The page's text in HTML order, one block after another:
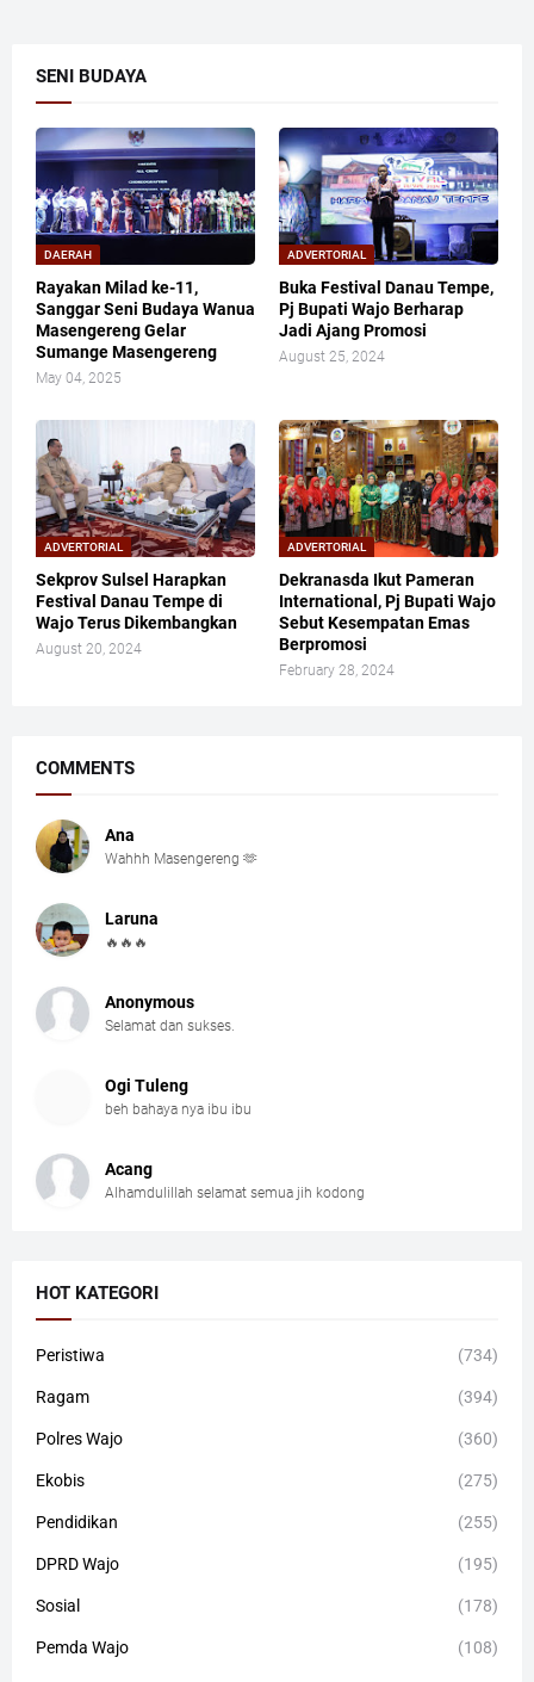
SENI BUDAYA
DAERAH
Rayakan Milad ke-11,
Sanggar Seni Budaya Wanua
Masengereng Gelar
Sumange Masengereng
May 04, 2025
ADVERTORIAL
Buka Festival Danau Tempe,
Pj Bupati Wajo Berharap
Jadi Ajang Promosi
August 25, 2024
ADVERTORIAL
Sekprov Sulsel Harapkan
Festival Danau Tempe di
Wajo Terus Dikembangkan
August 20, 2024
ADVERTORIAL
Dekranasda Ikut Pameran
International, Pj Bupati Wajo
Sebut Kesempatan Emas
Berpromosi
February 28, 2024
COMMENTS
Ana
Wahhh Masengereng 🫶
Laruna
🔥🔥🔥
Anonymous
Selamat dan sukses.
Ogi Tuleng
beh bahaya nya ibu ibu
Acang
Alhamdulillah selamat semua jih kodong
HOT KATEGORI
Peristiwa (734)
Ragam (394)
Polres Wajo (360)
Ekobis (275)
Pendidikan (255)
DPRD Wajo (195)
Sosial (178)
Pemda Wajo (108)